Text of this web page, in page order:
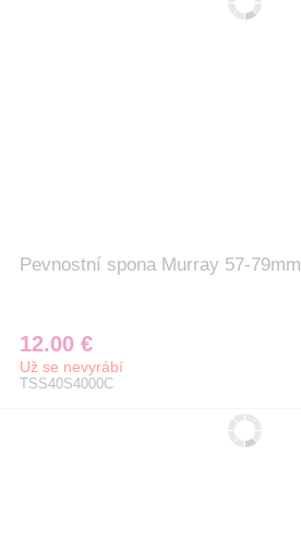
Pevnostní spona Murray 57-79mm
12.00 €
Už se nevyrábí
TSS40S4000C